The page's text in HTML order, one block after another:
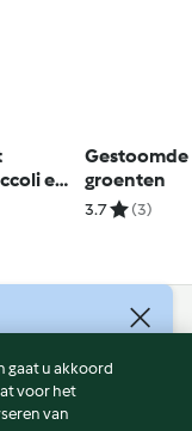
en
Gestoomde
groenten
3.7 (3)
gaat u akkoord
voor het
van